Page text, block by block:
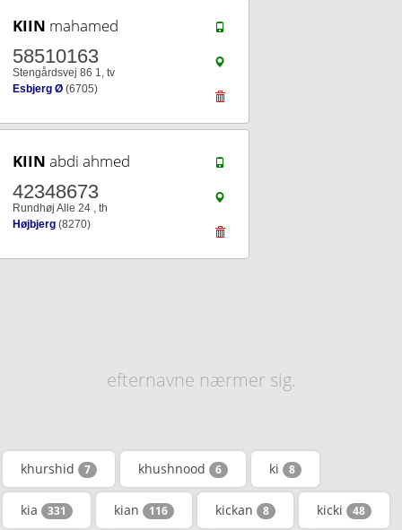
KIIN mahamed
58510163
Stengårdsvej 86 1, tv
Esbjerg Ø (6705)
KIIN abdi ahmed
42348673
Rundhøj Alle 24 , th
Højbjerg (8270)
efternavne nærmer sig.
khurshid 7 khushnood 6 ki 8
kia 331 kian 116 kickan 8 kicki 48